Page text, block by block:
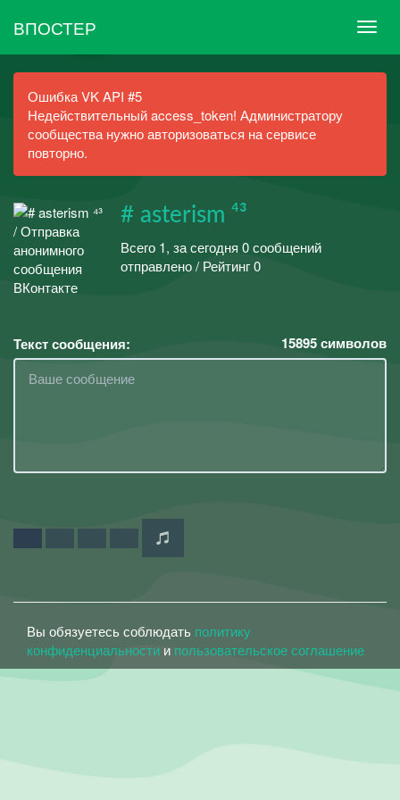
ВПОСТЕР
Ошибка VK API #5
Недействительный access_token! Администратору
сообщества нужно авторизоваться на сервисе
повторно.
# asterism ⁴³
Всего 1, за сегодня 0 сообщений
отправлено / Рейтинг 0
Текст сообщения: 15895символов
Вы обязуетесь соблюдать политику
конфиденциальности и пользовательское соглашение